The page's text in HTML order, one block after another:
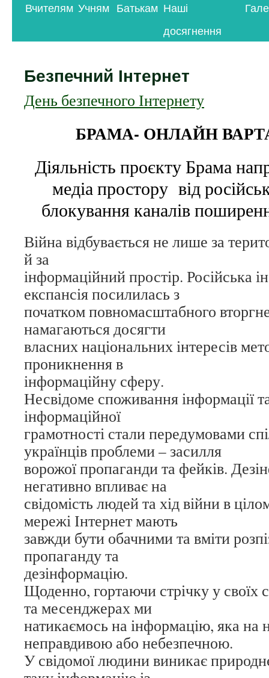
контенту
Вчителям Учням Батькам Наші
досягнення
Безпечний Інтернет
День безпечного Інтернету
БРАМА- ОНЛАЙН
Діяльність проєкту Брама
медіа простору від
блокування каналів
Війна відбувається не лише за
й за
інформаційний простір. Російська
експансія посилилась з
початком повномасштабного
намагаються досягти
власних національних інтересів
проникнення в
інформаційну сферу.
Несвідоме споживання інформації
інформаційної
грамотності стали передумовами
українців проблеми – засилля
ворожої пропаганди та фейків.
негативно впливає на
свідомість людей та хід війни в
мережі Інтернет мають
завжди бути обачними та вміти
пропаганду та
дезінформацію.
Щоденно, гортаючи стрічку у своїх
та месенджерах ми
натикаємось на інформацію, яка на
неправдивою або небезпечною.
У свідомої людини виникає